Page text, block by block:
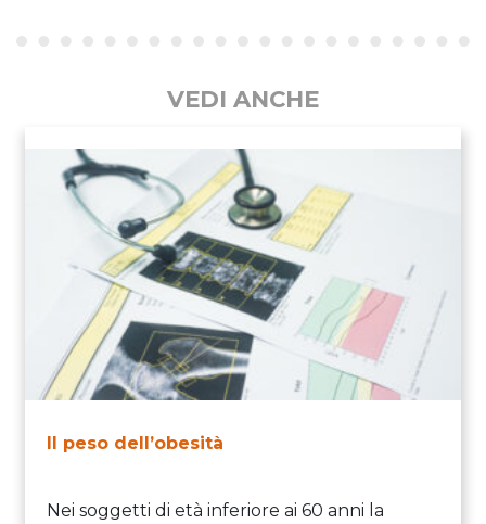
VEDI ANCHE
Il peso dell’obesità
Nei soggetti di età inferiore ai 60 anni la